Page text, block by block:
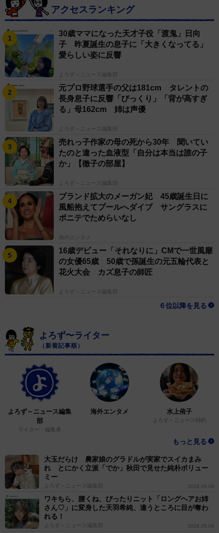
アクセスランキング
30歳ママになった天才子役「渡鬼」日向
子 昨夏誕生の息子に「大きくなってる」
愛らしい姿に反響
よろず～ニュース編集部
元プロ野球選手の父は181cm タレントの
長身息子に反響「びっくり」「背が高すぎ
る」母162cm 姉は声優
よろず～ニュース編集部
売れっ子作家の母の死から30年 聞いてい
たのと違った血液型「自分は本当は誰の子
か」【徹子の部屋】
よろず～ニュース編集部
ブランド拡大のメーガン妃 45歳誕生日に
風船抱えてプールへダイブ サングラスに
ポニテでためらいなし
海外エンタメ
16歳デビュー「それなりに」CMで一世風靡
の女優65歳 50歳で孫誕生の元五輪代表と
花火大会 カズ息子の師匠
よろず～ニュース編集部
６位以降を見る
よろず〜ライター
（新着記事順）
よろず～ニュース編集
部
ライター・編集者
海外エンタメ 水上侑子
よろず～ニュース特約
もっと見る
大玉だらけ 農家娘のグラドルが実家でスイカまみ
れ とにかく立派「でか」秋田で見せた純朴ボリュー
ミー
よろず～ニュース編集部 2026.08.06
ワキちら、腰くね、ぴったりニット「ロングヘアお姉
さん♡」に変身した天羽希純、違うところに目が奪わ
れる！
よろず～ニュース編集部 2026.08.06